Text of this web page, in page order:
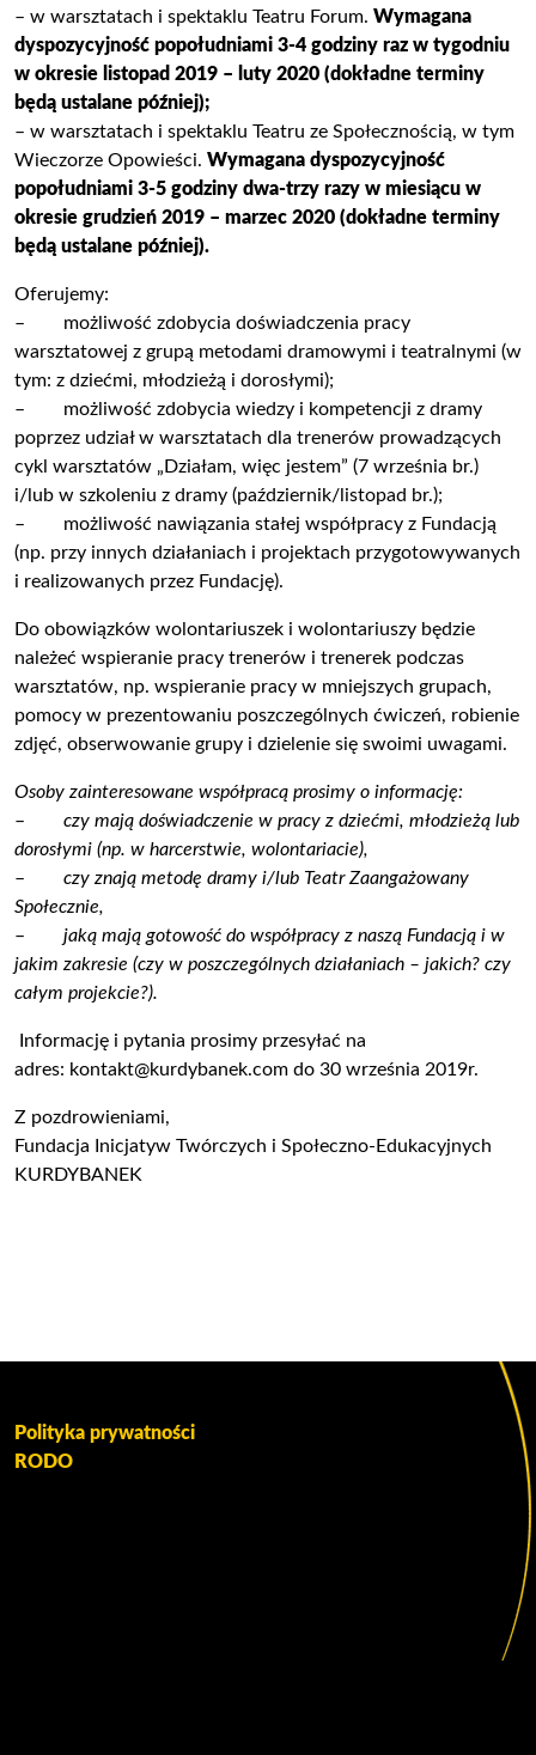
– w warsztatach i spektaklu Teatru Forum. Wymagana
dyspozycyjność popołudniami 3-4 godziny raz w tygodniu
w okresie listopad 2019 – luty 2020 (dokładne terminy
będą ustalane później);
– w warsztatach i spektaklu Teatru ze Społecznością, w tym
Wieczorze Opowieści. Wymagana dyspozycyjność
popołudniami 3-5 godziny dwa-trzy razy w miesiącu w
okresie grudzień 2019 – marzec 2020 (dokładne terminy
będą ustalane później).
Oferujemy:
– możliwość zdobycia doświadczenia pracy
warsztatowej z grupą metodami dramowymi i teatralnymi (w
tym: z dziećmi, młodzieżą i dorosłymi);
– możliwość zdobycia wiedzy i kompetencji z dramy
poprzez udział w warsztatach dla trenerów prowadzących
cykl warsztatów „Działam, więc jestem” (7 września br.)
i/lub w szkoleniu z dramy (październik/listopad br.);
– możliwość nawiązania stałej współpracy z Fundacją
(np. przy innych działaniach i projektach przygotowywanych
i realizowanych przez Fundację).
Do obowiązków wolontariuszek i wolontariuszy będzie
należeć wspieranie pracy trenerów i trenerek podczas
warsztatów, np. wspieranie pracy w mniejszych grupach,
pomocy w prezentowaniu poszczególnych ćwiczeń, robienie
zdjęć, obserwowanie grupy i dzielenie się swoimi uwagami.
Osoby zainteresowane współpracą prosimy o informację:
– czy mają doświadczenie w pracy z dziećmi, młodzieżą lub
dorosłymi (np. w harcerstwie, wolontariacie),
– czy znają metodę dramy i/lub Teatr Zaangażowany
Społecznie,
– jaką mają gotowość do współpracy z naszą Fundacją i w
jakim zakresie (czy w poszczególnych działaniach – jakich? czy
całym projekcie?).
Informację i pytania prosimy przesyłać na
adres: kontakt@kurdybanek.com do 30 września 2019r.
Z pozdrowieniami,
Fundacja Inicjatyw Twórczych i Społeczno-Edukacyjnych
KURDYBANEK
Polityka prywatności
RODO